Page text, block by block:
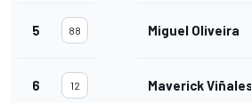
5 88 Miguel Oliveira
6 12 Maverick Viñales